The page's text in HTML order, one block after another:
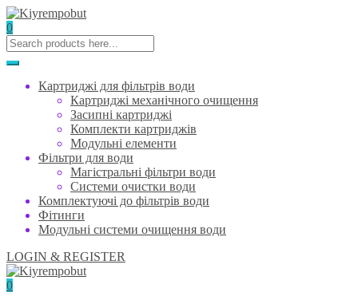
0
Картриджі для фільтрів води
Картриджі механічного очищення
Засипні картриджі
Комплекти картриджів
Модульні елементи
Фільтри для води
Магістральні фільтри води
Системи очистки води
Комплектуючі до фільтрів води
Фітинги
Модульні системи очищення води
LOGIN & REGISTER
0